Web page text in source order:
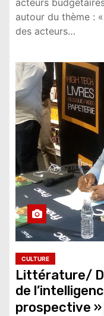
acteurs
autour du thème :
des acteurs…
CULTURE
Littérature/
de
prospective »